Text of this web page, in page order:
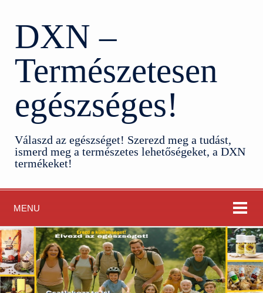
DXN –
Természetesen
egészséges!
Válaszd az egészséget! Szerezd meg a tudást,
ismerd meg a természetes lehetőségeket, a DXN
termékeket!
MENU